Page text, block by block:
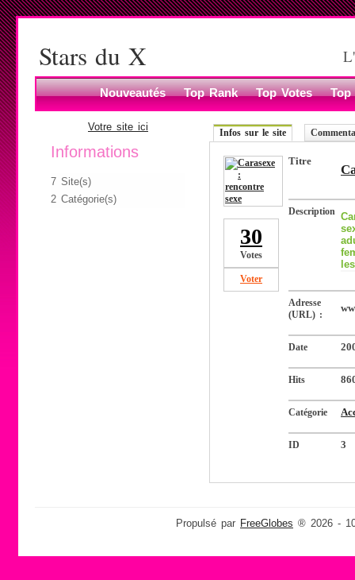
Stars du X
Nouveautés Top Rank Top Votes Top
Votre site ici
Informations
7 Site(s)
2 Catégorie(s)
Infos sur le site
30
Votes
Voter
Titre
Description
Adresse
(URL) :
Date
Hits
Catégorie
ID 3
Propulsé par FreeGlobes ® 2026 -